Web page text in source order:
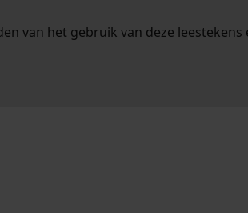
van het gebruik van deze